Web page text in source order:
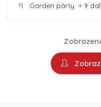
Garden párty + 9